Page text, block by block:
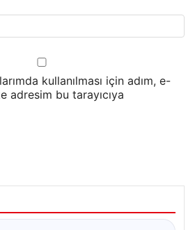
kullanılması için adım, e-
adresim bu tarayıcıya